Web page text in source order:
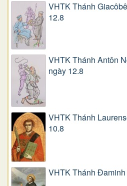
VHTK Thánh
12.8
VHTK Thánh Antôn
ngày 12.8
VHTK Thánh
10.8
VHTK Thánh Đaminh